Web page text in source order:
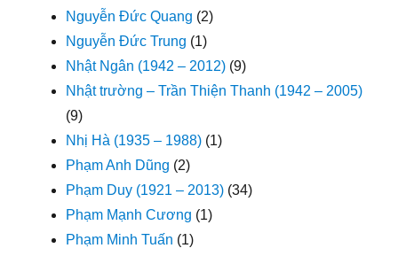
Nguyễn Đức Quang (2)
Nguyễn Đức Trung (1)
Nhật Ngân (1942 – 2012) (9)
Nhật trường – Trần Thiện Thanh (1942 – 2005)
(9)
Nhị Hà (1935 – 1988) (1)
Phạm Anh Dũng (2)
Phạm Duy (1921 – 2013) (34)
Phạm Mạnh Cương (1)
Phạm Minh Tuấn (1)